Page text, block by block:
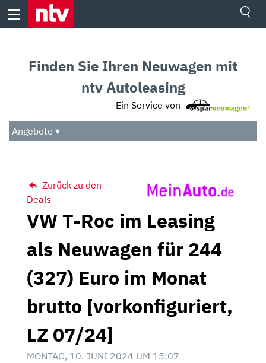
Skip
Audio
Das Beste
Finden Sie Ihren Neuwagen mit
ntv Autoleasing
Ein Service von
Angebote ▾
Zurück zu den
Deals
VW T-Roc im Leasing
als Neuwagen für 244
(327) Euro im Monat
brutto [vorkonfiguriert,
LZ 07/24]
MONTAG, 10. JUNI 2024 UM 15:07